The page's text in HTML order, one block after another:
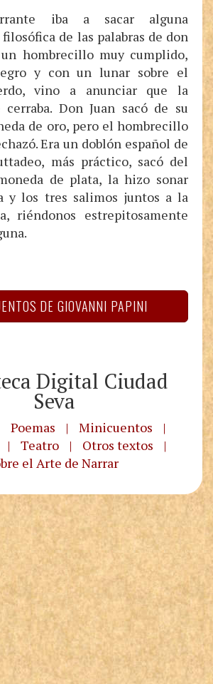
iba a sacar alguna
de las palabras de don
un hombrecillo muy cumplido,
y con un lunar sobre el
vino a anunciar que la
cerraba. Don Juan sacó de su
de oro, pero el hombrecillo
Era un doblón español de
más práctico, sacó del
de plata, la hizo sonar
y los tres salimos juntos a la
riéndonos estrepitosamente
DE GIOVANNI PAPINI
Digital Ciudad
Seva
Poemas | Minicuentos
|
| Teatro | Otros textos
|
el Arte de Narrar